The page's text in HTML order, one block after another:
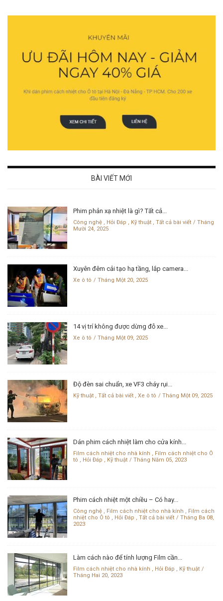
BÀI VIẾT MỚI
Phim phản xạ nhiệt là gì? Tất cả...
Công nghệ , Hỏi Đáp , Kỹ thuật , Tất cả bài viết
Tháng
Mười 24, 2025
Xuyên đêm cải tạo hạ tầng, lắp camera...
Xe ô tô Tháng Một 20, 2025
14 vị trí không được dừng đỗ xe...
Xe ô tô Tháng Một 09, 2025
Độ đèn sai chuẩn, xe VF3 cháy rụi...
Kỹ thuật , Tất cả bài viết , Xe ô tô Tháng Một 09, 2025
Dán phim cách nhiệt làm cho cửa kính...
Film cách nhiệt cho nhà kính , Film cách nhiệt cho Ô
tô , Hỏi Đáp , Kỹ thuật Tháng Năm 05, 2023
Phim cách nhiệt một chiều – Có hay...
Công nghệ , Film cách nhiệt cho nhà kính , Film cách
nhiệt cho Ô tô , Hỏi Đáp , Tất cả bài viết
Tháng Ba 08,
2023
Làm cách nào để tính lượng Film cần...
Film cách nhiệt cho nhà kính , Hỏi Đáp , Kỹ thuật
Tháng Hai 20, 2023